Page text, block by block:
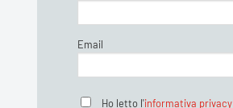
Email
Ho letto l'informativa privacy